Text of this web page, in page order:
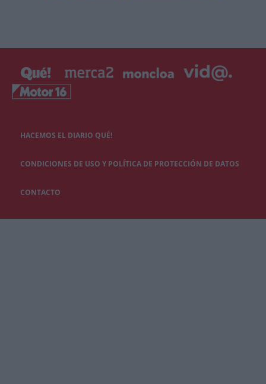
HACEMOS EL DIARIO QUÉ!
CONDICIONES DE USO Y POLÍTICA DE PROTECCIÓN DE DATOS
CONTACTO